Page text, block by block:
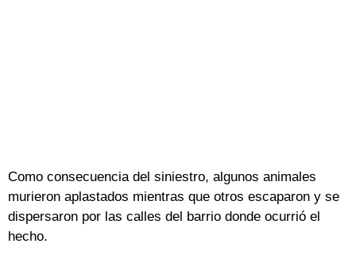
Como consecuencia del siniestro, algunos animales
murieron aplastados mientras que otros escaparon y se
dispersaron por las calles del barrio donde ocurrió el
hecho.